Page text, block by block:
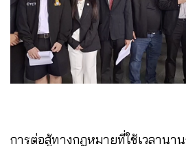
การต่อสู้ทางกฎหมายที่ใช้เวลานา